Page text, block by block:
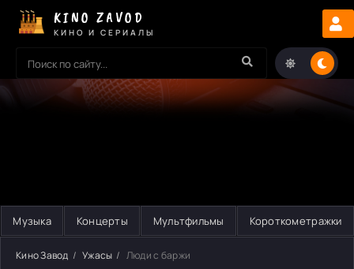
KINO ZAVOD
КИНО И СЕРИАЛЫ
Музыка Концерты Мультфильмы Короткометражки
Кино Завод Ужасы Люди с баржи